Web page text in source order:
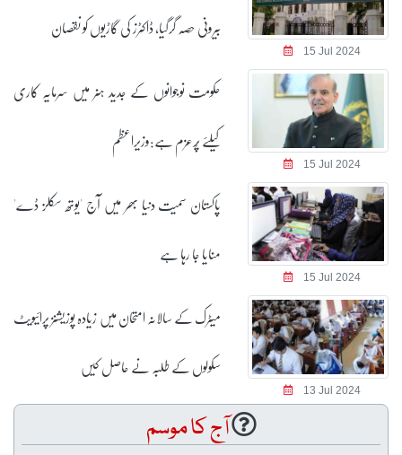
15 Jul 2024
بیرونی حصہ گرگیا، ڈاکٹرز کی گاڑیوں کو نقصان
15 Jul 2024
حکومت نوجوانوں کے جدید ہنر میں سرمایہ کاری
کیلئے پُرعزم ہے:وزیراعظم
15 Jul 2024
پاکستان سمیت دنیا بھر میں آج 'یوتھ سکلز ڈے'
منایا جا رہا ہے
13 Jul 2024
میٹرک کے سالانہ امتحان میں زیادہ پوزیشنز پرائیویٹ
سکولوں کے طلبہ نے حاصل کیں
آج کا موسم